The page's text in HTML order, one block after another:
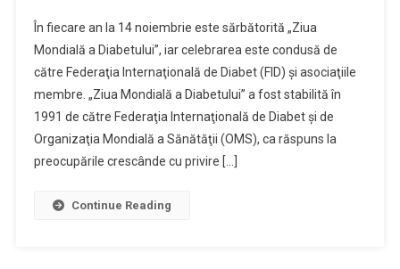
În fiecare an la 14 noiembrie este sărbătorită „Ziua
Mondială a Diabetului”, iar celebrarea este condusă de
către Federaţia Internaţională de Diabet (FID) şi asociaţiile
membre. „Ziua Mondială a Diabetului” a fost stabilită în
1991 de către Federaţia Internaţională de Diabet şi de
Organizaţia Mondială a Sănătăţii (OMS), ca răspuns la
preocupările crescânde cu privire […]
Continue Reading